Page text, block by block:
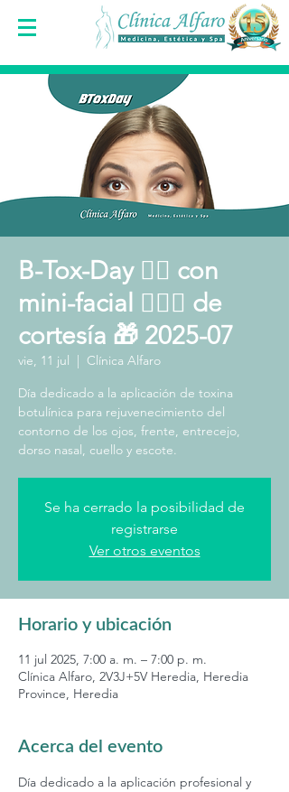
B-Tox-Day 👩‍⚕️ con
mini-facial 🧖🏻‍♀️ de
cortesía 🎁 2025-07
vie, 11 jul
  |
Clínica Alfaro
Día dedicado a la aplicación de toxina
botulínica para rejuvenecimiento del
contorno de los ojos, frente, entrecejo,
dorso nasal, cuello y escote.
Se ha cerrado la posibilidad de
registrarse
Ver otros eventos
Horario y ubicación
11 jul 2025, 7:00 a. m. – 7:00 p. m.
Clínica Alfaro, 2V3J+5V Heredia, Heredia
Province, Heredia
Acerca del evento
Día dedicado a la aplicación profesional y